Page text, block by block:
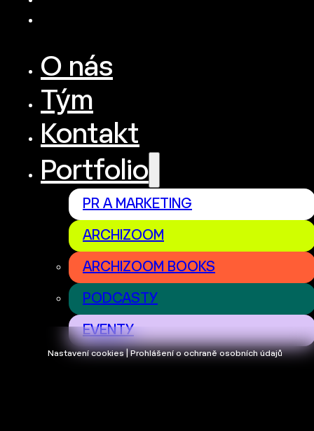
Nastavení cookies | Prohlášení o ochraně osobních údajů
O nás
Tým
Kontakt
Portfolio
PR A MARKETING
ARCHIZOOM
ARCHIZOOM BOOKS
PODCASTY
EVENTY